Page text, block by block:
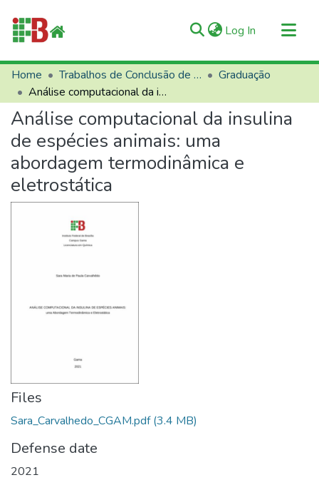
Log In (current)
Communities & Collections
All of RIIFB
Manuals and Terms
Statistics
About RIIFB
Help
Home Trabalhos de Conclusão de Curso (TCCs)
Graduação
Análise computacional da insulina de espécies animais: uma abordagem termodinâmica e eletrostática
Análise computacional da insulina
de espécies animais: uma
abordagem termodinâmica e
eletrostática
Files
Sara_Carvalhedo_CGAM.pdf(3.4 MB)
Defense date
2021